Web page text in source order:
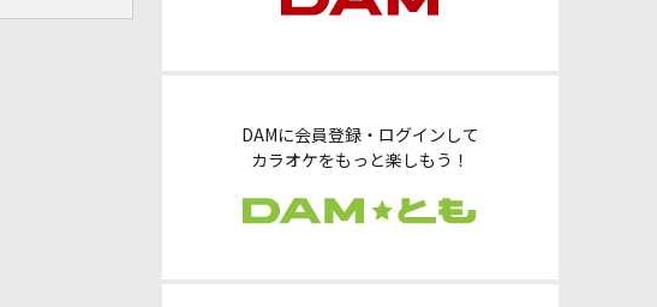
DAMに会員登録・ログインして
カラオケをもっと楽しもう！